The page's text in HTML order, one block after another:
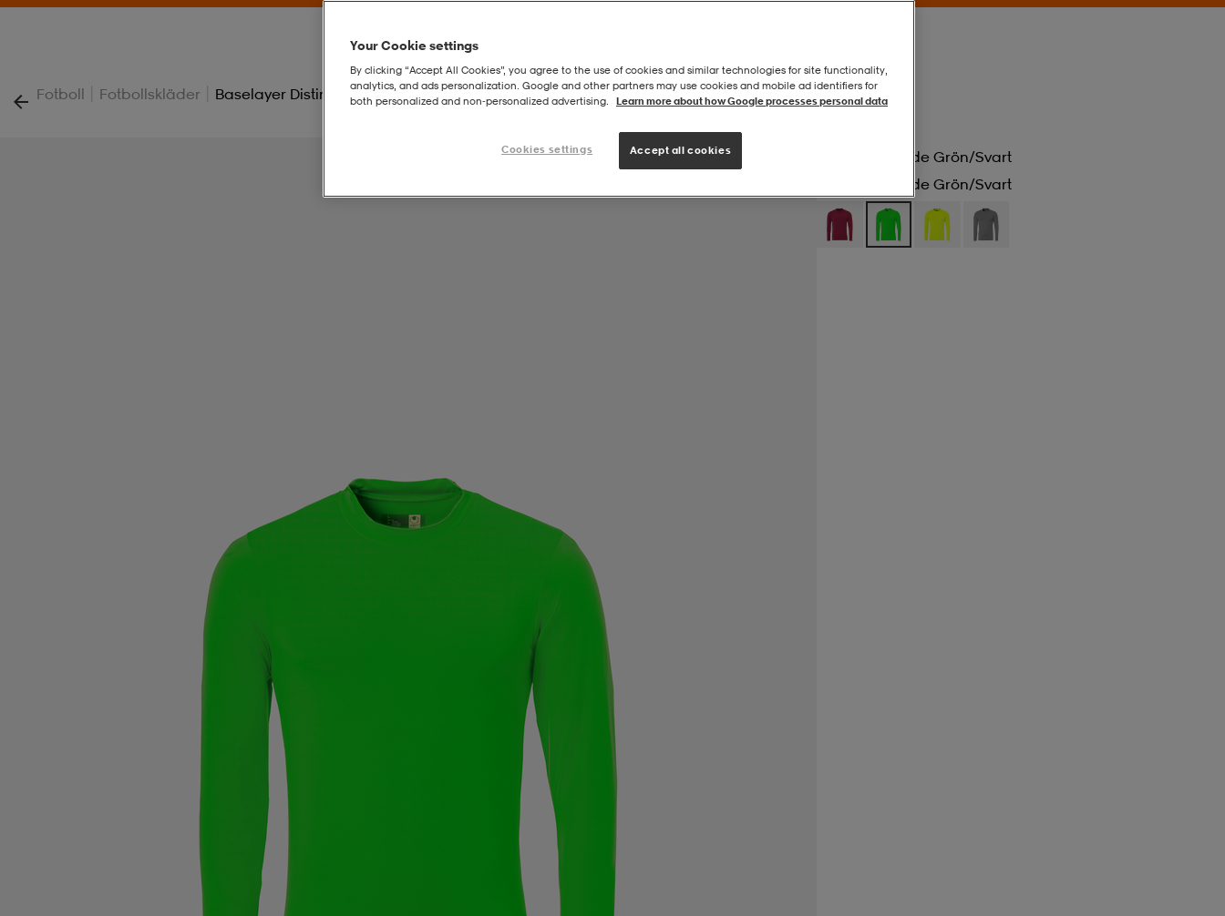
Fotboll | Fotbollskläder | Baselayer Distinction Colors
Fluorescerande Grön/svart
Fluorescerande Grön/svart
Your Cookie settings
By clicking “Accept All Cookies”, you agree to the use of cookies and similar technologies for site functionality,
analytics, and ads personalization. Google and other partners may use cookies and mobile ad identifiers for
both personalized and non‑personalized advertising.
Learn more about how Google processes personal data
Cookies settings Accept all cookies